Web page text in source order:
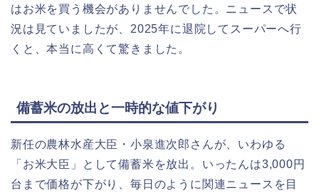
はお米を買う機会がありませんでした。ニュースで状
況は見ていましたが、2025年に退院してスーパーへ行
くと、本当に高くて驚きました。
備蓄米の放出と一時的な値下がり
新任の農林水産大臣・小泉進次郎さんが、いわゆる
「お米大臣」として備蓄米を放出。いったんは3,000円
台まで価格が下がり、毎日のように関連ニュースを目